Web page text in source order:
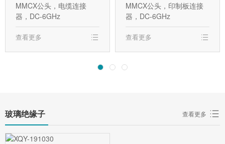
MMCX公头，电缆连接
器，DC-6GHz
查看更多
MMCX公头，印制板连接
器，DC-6GHz
查看更多
玻璃绝缘子 查看更多